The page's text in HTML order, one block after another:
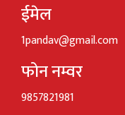
ईमेल
1pandav@gmail.com
फोन नम्वर
9857821981